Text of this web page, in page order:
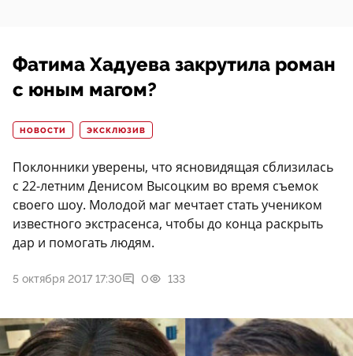
Фатима Хадуева закрутила роман
с юным магом?
НОВОСТИ ЭКСКЛЮЗИВ
Поклонники уверены, что ясновидящая сблизилась
с 22-летним Денисом Высоцким во время съемок
своего шоу. Молодой маг мечтает стать учеником
известного экстрасенса, чтобы до конца раскрыть
дар и помогать людям.
5 октября 2017 17:30 0 133